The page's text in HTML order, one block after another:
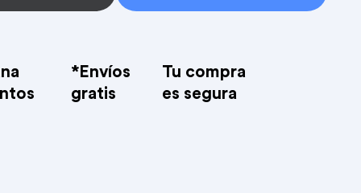
*Envíos
gratis
Tu compra
es segura